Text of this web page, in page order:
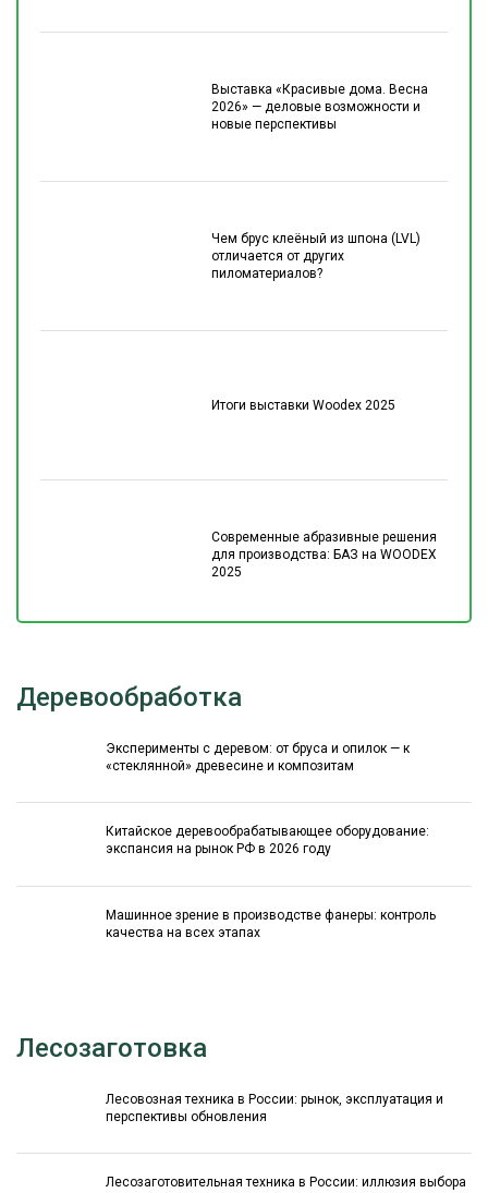
Выставка «Красивые дома. Весна
2026» — деловые возможности и
новые перспективы
Чем брус клеёный из шпона (LVL)
отличается от других
пиломатериалов?
Итоги выставки Woodex 2025
Современные абразивные решения
для производства: БАЗ на WOODEX
2025
Деревообработка
Эксперименты с деревом: от бруса и опилок — к
«стеклянной» древесине и композитам
Китайское деревообрабатывающее оборудование:
экспансия на рынок РФ в 2026 году
Машинное зрение в производстве фанеры: контроль
качества на всех этапах
Лесозаготовка
Лесовозная техника в России: рынок, эксплуатация и
перспективы обновления
Лесозаготовительная техника в России: иллюзия выбора